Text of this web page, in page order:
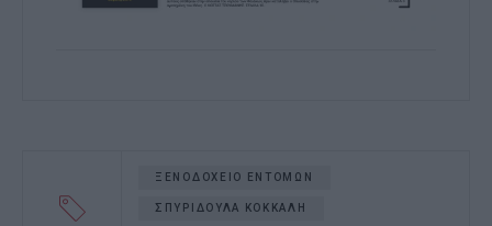
ΞΕΝΟΔΟΧΕΙΟ ΕΝΤΟΜΩΝ
ΣΠΥΡΙΔΟΥΛΑ ΚΟΚΚΑΛΗ